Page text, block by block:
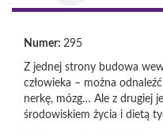
Numer: 295
Z jednej strony budowa
człowieka – można
nerkę, mózg… Ale z drugiej
środowiskiem życia i dietą